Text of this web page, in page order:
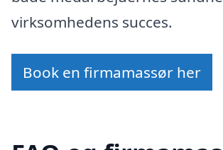
virksomhedens succes.
Book en firmamassør her